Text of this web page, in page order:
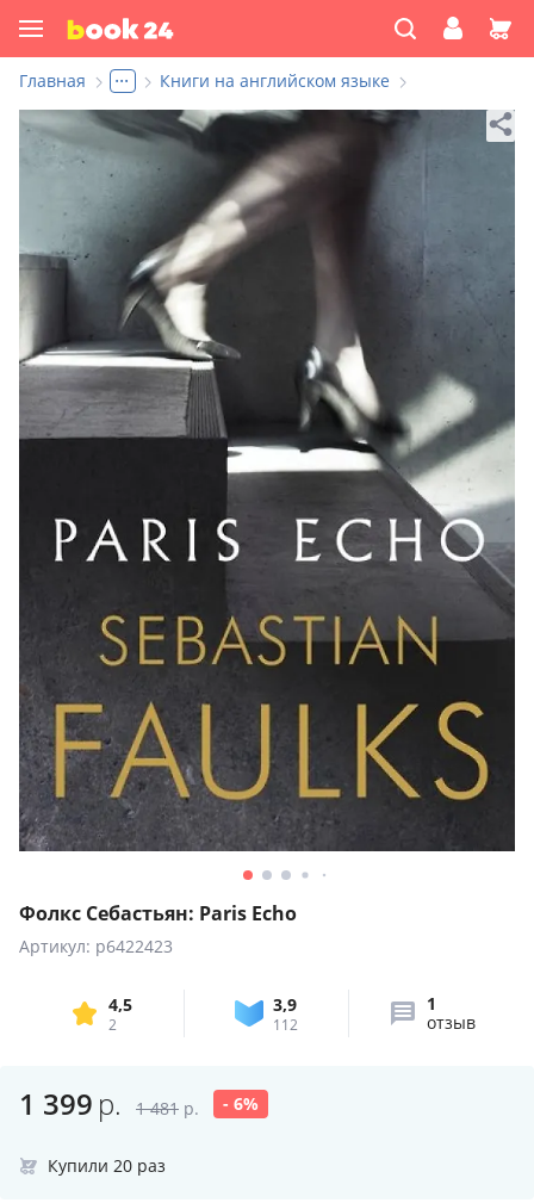
Главная ... Книги на английском языке
Фолкс Себастьян: Paris Echo
Артикул: p6422423
4,5
2
3,9
112
1
отзыв
1 399 р. 1 481 р. - 6%
Купили 20 раз